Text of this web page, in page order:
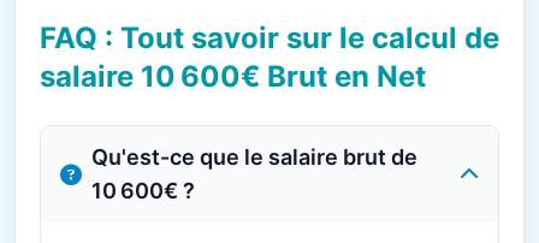
FAQ : Tout savoir sur le calcul de
salaire 10 600€ Brut en Net
Qu'est-ce que le salaire brut de
10 600€ ?